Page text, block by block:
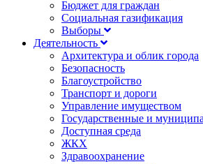
Бюджет для граждан
Социальная газификация
Выборы
Деятельность
Архитектура и облик города
Безопасность
Благоустройство
Транспорт и дороги
Управление имуществом
Государственные и
Доступная среда
ЖКХ
Здравоохранение